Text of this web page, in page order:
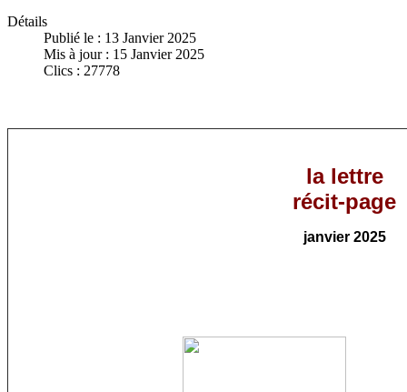
Détails
Publié le : 13 Janvier 2025
Mis à jour : 15 Janvier 2025
Clics : 27778
la lettre
récit-page
janvier 2025